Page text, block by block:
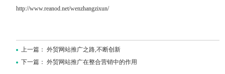
http://www.reanod.net/wenzhangzixun/
上一篇：外贸网站推广之路,不断创新
下一篇：外贸网站推广在整合营销中的作用